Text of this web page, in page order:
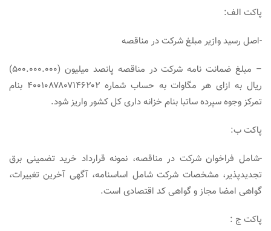
پاکت الف:
-اصل رسید وازیر مبلغ شرکت در مناقصه
– مبلغ ضمانت نامه شرکت در مناقصه پانصد میلیون (۵۰۰.۰۰۰.۰۰۰)
ریال به ازای هر مگاوات به حساب شماره ۴۰۰۱۰۸۷۸۰۷۱۴۶۲۰۲ بنام
تمرکز وجوه سپرده ساتبا بنام خزانه داری کل کشور واریز شود.
پاکت ب:
-شامل فراخوان شرکت در مناقصه، نمونه قرارداد خرید تضمینی برق
تجدیدپذیر، مشخصات شرکت شامل اساسنامه، آگهی آخرین تغییرات،
گواهی امضا مجاز و گواهی کد اقتصادی است.
پاکت ج :